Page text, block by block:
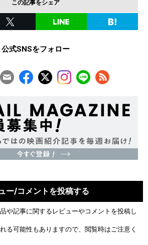
この記事をシェア
公式SNSをフォロー
ー/コメントを投稿する
や記事に関するレビューやコメントを投稿し
る可能性もありますので、閲覧時はご注意く